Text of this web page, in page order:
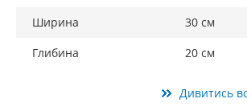
Ширина
30 см
Глибина
20 см
Дивитись